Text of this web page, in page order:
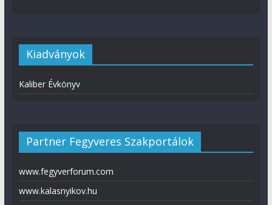
Kiadványok
Kaliber Évkönyv
Partner Fegyveres Szakportálok
www.fegyverforum.com
www.kalasnyikov.hu